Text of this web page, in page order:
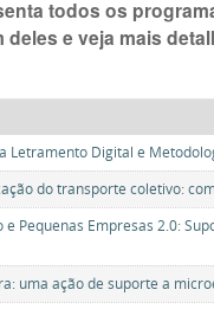
todos os
deles e veja mais
Letramento Digital e
do transporte coletivo:
Pequenas Empresas 2.0:
uma ação de suporte a